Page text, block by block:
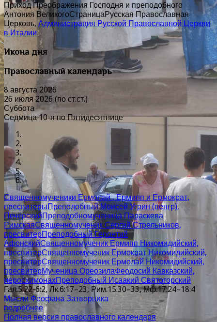
Приход Преображения Господня и преподобного
Антония ВеликогоСтраницаРусская Православная
Церковь,Администрация Русской Православной Церкви
в Италии
Икона дня
Православный календарь
8 августа 2026
26 июля 2026 (по ст.ст.)
Суббота
Седмица 10-я по Пятидесятнице
Священномученики Ермолай , Ермипп и Ермократ,
пресвитерыПреподобный Моисей Угрин (венгр),
ПечерскийПреподобномученица Параскева
РимскаяСвященномученик Сергий Стрельников,
пресвитерПреподобный Геронтий
АфонскийСвященномученик Ермипп Никомидийский,
пресвитерСвященномученик Ермократ Никомидийский,
пресвитерСвященномученик Ермолай Никомидийский,
пресвитерМученица ОреозилаФеодосий Кавказский,
иеросхимонахПреподобный Исаакий Святогорский
Гал.5:22-6:2, Лк.6:17–23, Рим.15:30–33, Мф.17:24–18:4
Мысли Феофана Затворника
подробнее
Полная версия православного календаря